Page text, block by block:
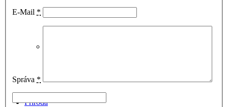
Príroda
E-Mail *
Správa *